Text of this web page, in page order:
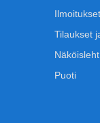
Ilmoitukset
Tilaukset
Puoti